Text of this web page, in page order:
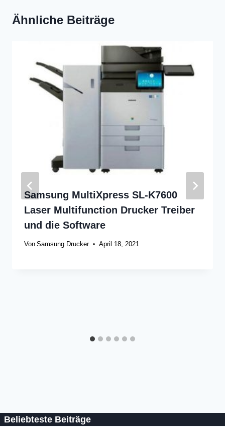
Ähnliche Beiträge
Samsung MultiXpress SL-K7600
Laser Multifunction Drucker Treiber
und die Software
Von Samsung Drucker April 18, 2021
Beliebteste Beiträge